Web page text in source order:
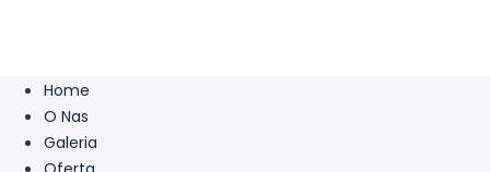
Home
O Nas
Galeria